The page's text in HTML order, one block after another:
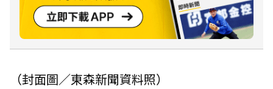
（封面圖／東森新聞資料照）